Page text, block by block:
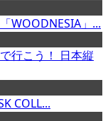
WOODNESIA」...
行こう！ 日本縦
COLL...